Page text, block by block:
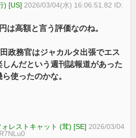
) [US] 2026/03/04(水) 16:06:51.82 ID:
は高額と言う評価なのね。
政務官はジャカルタ出張でエス
んだという週刊誌報道があった
使ったのかな。
レストキャット (茸) [SE] 2026/03/04